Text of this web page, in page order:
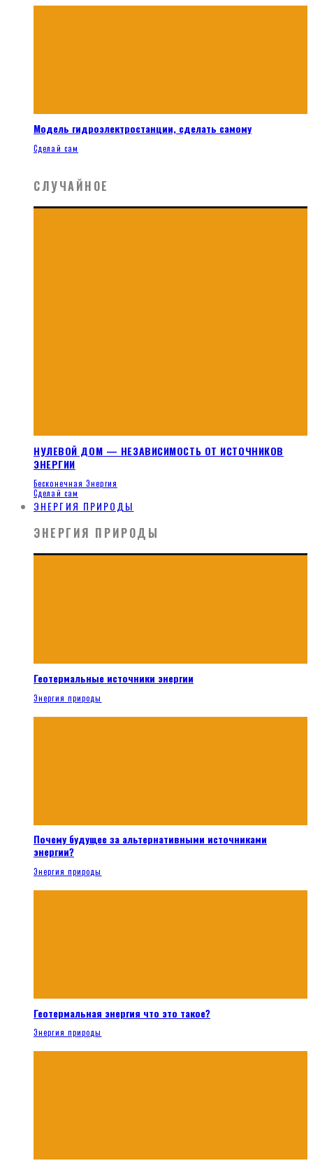
Модель гидроэлектростанции, сделать самому
Сделай сам
СЛУЧАЙНОЕ
НУЛЕВОЙ ДОМ — НЕЗАВИСИМОСТЬ ОТ ИСТОЧНИКОВ
ЭНЕРГИИ
Бесконечная Энергия
Сделай сам
ЭНЕРГИЯ ПРИРОДЫ
ЭНЕРГИЯ ПРИРОДЫ
Геотермальные источники энергии
Энергия природы
Почему будущее за альтернативными источниками
энергии?
Энергия природы
Геотермальная энергия что это такое?
Энергия природы